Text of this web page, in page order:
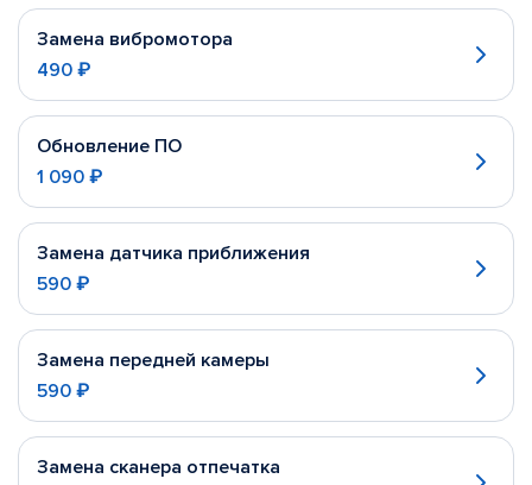
Замена вибромотора
490 ₽
Обновление ПО
1 090 ₽
Замена датчика приближения
590 ₽
Замена передней камеры
590 ₽
Замена сканера отпечатка